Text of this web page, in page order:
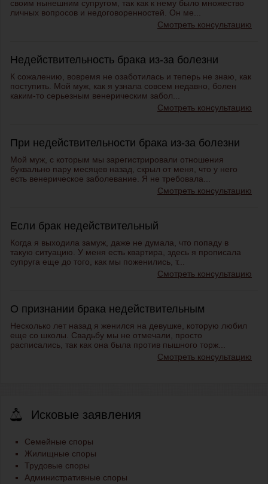
своим нынешним супругом, так как к нему было множество
личных вопросов и недоговоренностей. Он ме...
Смотреть консультацию
Недействительность брака из-за болезни
К сожалению, вовремя не озаботилась и теперь не знаю, как
поступить. Мой муж, как я узнала совсем недавно, болен
каким-то серьезным венерическим забол...
Смотреть консультацию
При недействительности брака из-за болезни
Мой муж, с которым мы зарегистрировали отношения
буквально пару месяцев назад, скрыл от меня, что у него
есть венерическое заболевание. Я не требовала...
Смотреть консультацию
Если брак недействительный
Когда я выходила замуж, даже не думала, что попаду в
такую ситуацию. У меня есть квартира, здесь я прописала
супруга еще до того, как мы поженились, т...
Смотреть консультацию
О признании брака недействительным
Несколько лет назад я женился на девушке, которую любил
еще со школы. Свадьбу мы не отмечали, просто
расписались, так как она была против пышного торж...
Смотреть консультацию
Исковые заявления
Семейные споры
Жилищные споры
Трудовые споры
Административные споры